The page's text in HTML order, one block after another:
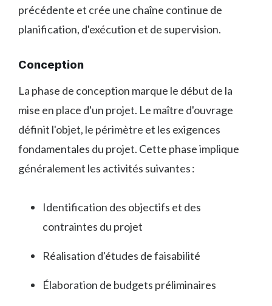
précédente et crée une chaîne continue de
planification, d'exécution et de supervision.
Conception
La phase de conception marque le début de la
mise en place d'un projet. Le maître d'ouvrage
définit l'objet, le périmètre et les exigences
fondamentales du projet. Cette phase implique
généralement les activités suivantes :
Identification des objectifs et des
contraintes du projet
Réalisation d'études de faisabilité
Élaboration de budgets préliminaires